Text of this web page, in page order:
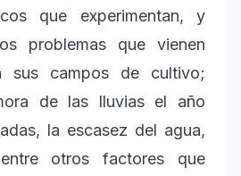
que experimentan, y
problemas que vienen
sus campos de cultivo;
de las lluvias el año
la escasez del agua,
otros factores que